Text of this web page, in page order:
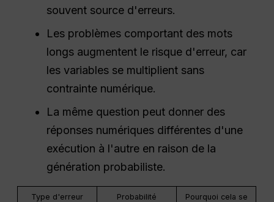
souvent source d'erreurs.
Les problèmes comportant des mots
longs augmentent le risque d'erreur, car
les variables se multiplient sans
contrainte numérique.
La même question peut donner des
réponses numériques différentes d'une
exécution à l'autre en raison de la
génération probabiliste.
Type d'erreur Probabilité
Pourquoi cela se